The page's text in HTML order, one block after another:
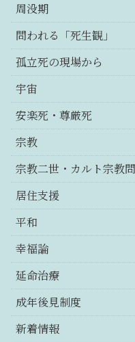
周没期
問われる「死生観」
孤立死の現場から
宇宙
安楽死・尊厳死
宗教
宗教二世・カルト宗教
居住支援
平和
幸福論
延命治療
成年後見制度
新着情報